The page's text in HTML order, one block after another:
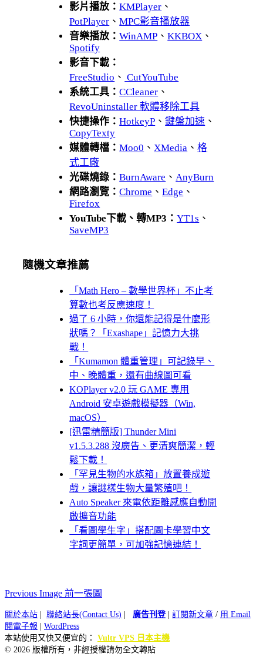
影片播放：KMPlayer 、
PotPlayer 、MPC影音播放器
音樂播放：WinAMP 、KKBOX 、
Spotify
影音下載：
FreeStudio 、 CutYouTube
系統工具：CCleaner 、
RevoUninstaller 軟體移除工具
快捷操作：HotkeyP 、鍵盤加速 、
CopyTexty
媒體轉檔：Moo0 、 XMedia 、格
式工廠
光碟燒錄：BurnAware 、 AnyBurn
網路瀏覽：Chrome 、Edge 、
Firefox
YouTube下載、轉MP3：YT1s 、
SaveMP3
隨機文章推薦
「Math Hero – 數學世界杯」不止考
算數也考反應速度！
過了 6 小時，你還能記得是什麼形
狀嗎？「Exashape」記憶力大挑
戰！
「Kumamon 體重管理」可記錄早、
中、晚體重，還有曲線圖可看
KOPlayer v2.0 玩 GAME 專用
Android 安卓遊戲模擬器（Win,
macOS）
[迅雷精簡版] Thunder Mini
v1.5.3.288 沒廣告、更清爽簡潔，輕
鬆下載！
「罕見生物的水族箱」放置養成遊
戲，讓謎樣生物大量繁殖吧！
Auto Speaker 來電依距離感應自動開
啟擴音功能
「看圖學生字」搭配圖卡學習中文
字詞更簡單，可加強記憶連結！
Previous Image 前一張圖
關於本站 聯絡站長(Contact Us) 廣告刊登| 訂閱新文章 / 用 Email
閱電子報
WordPress
本站使用又快又便宜的： Vultr VPS 日本主機
© 2026 版權所有，非經授權請勿全文轉貼